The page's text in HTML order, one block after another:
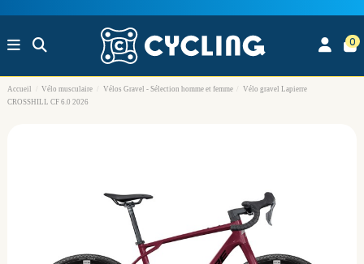
0
Accueil Vélo musculaire Vélos Gravel - Sélection homme et femme
Vélo gravel Lapierre
CROSSHILL CF 6.0 2026